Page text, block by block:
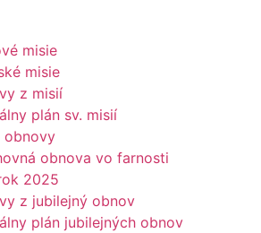
misie
misie
z misií
plán sv. misií
obnovy
obnova vo farnosti
2025
z jubilejný obnov
plán jubilejných obnov